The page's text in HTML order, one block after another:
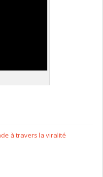
à travers la viralité